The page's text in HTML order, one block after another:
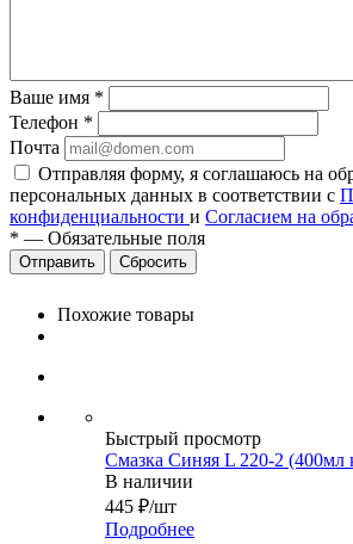
Ваше имя *
Телефон *
Почта
Отправляя форму, я соглашаюсь на
персональных данных в соответствии с
конфиденциальности и Согласием на
* — Обязательные поля
Сбросить
Похожие товары
Быстрый просмотр
Смазка Синяя L 220-2 (400мл
В наличии
445 ₽/шт
Подробнее